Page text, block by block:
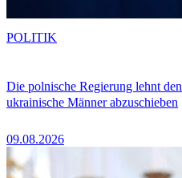
Die polnische Regierung lehnt
ukrainische Männer abzuschieben
09.08.2026
POLITIK